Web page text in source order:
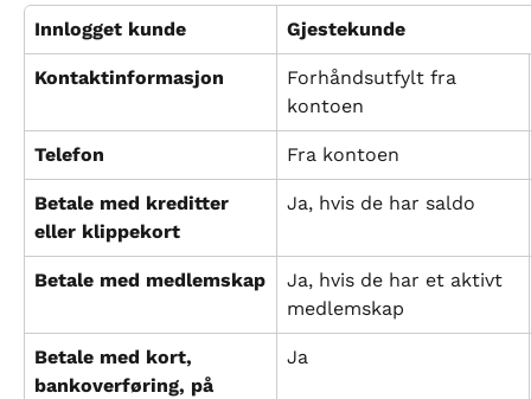
Innlogget kunde Gjestekunde
Kontaktinformasjon
Forhåndsutfylt fra
kontoen
Telefon Fra kontoen
Betale med kreditter
eller klippekort
Ja, hvis de har saldo
Betale med medlemskap
Ja, hvis de har et aktivt
medlemskap
Betale med kort,
bankoverføring, på
Ja